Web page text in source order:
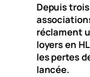
Depuis
réclament
loyers en
les pertes
lancée.